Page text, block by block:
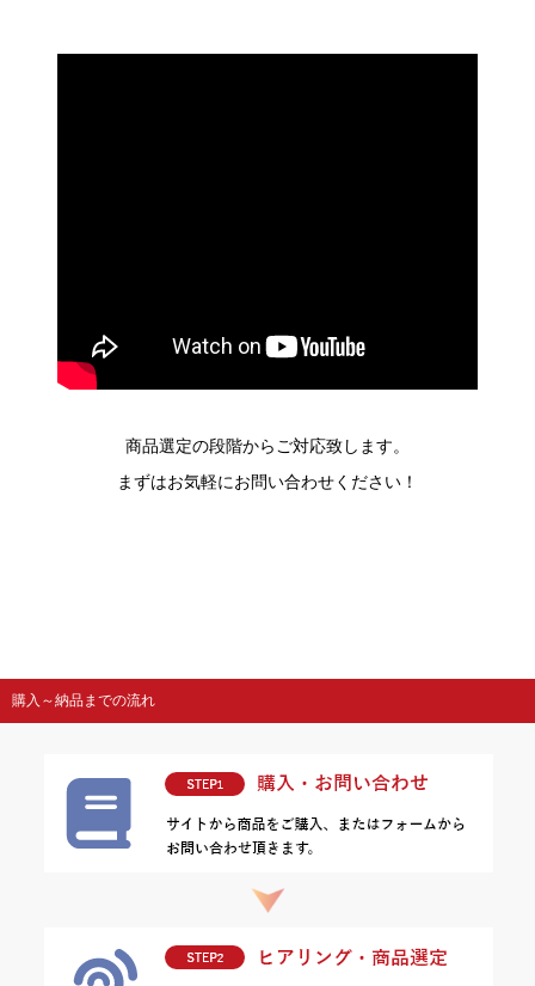
商品選定の段階からご対応致します。
まずはお気軽にお問い合わせください！
購入～納品までの流れ